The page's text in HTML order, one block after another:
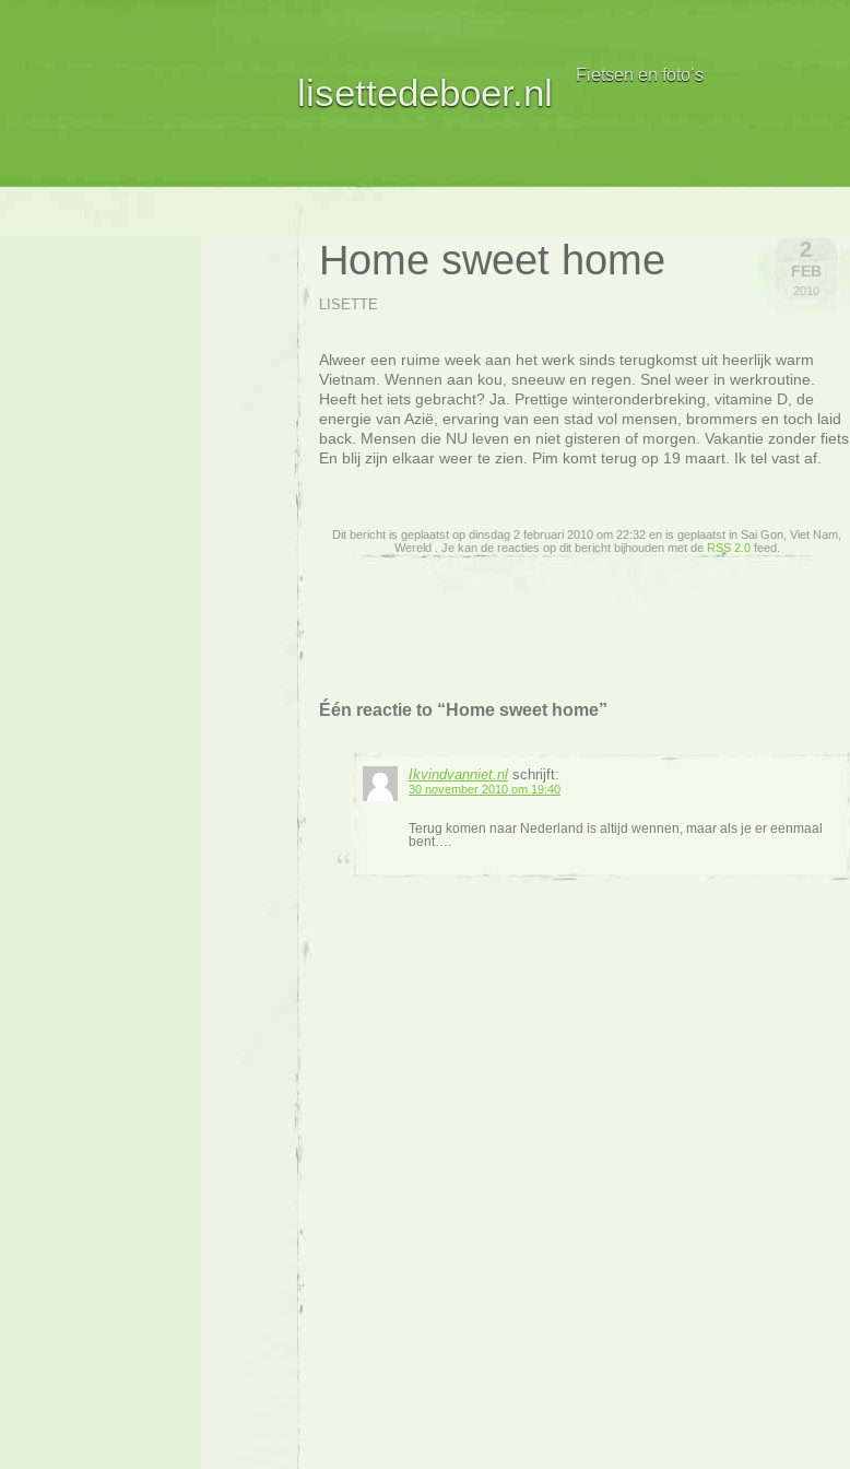
lisettedeboer.nl Fietsen en foto’s
2
FEB
2010
Home sweet home
LISETTE
Alweer een ruime week aan het werk sinds terugkomst uit heerlijk warm
Vietnam. Wennen aan kou, sneeuw en regen. Snel weer in werkroutine.
Heeft het iets gebracht? Ja. Prettige winteronderbreking, vitamine D, de
energie van Azië, ervaring van een stad vol mensen, brommers en toch laid
back. Mensen die NU leven en niet gisteren of morgen. Vakantie zonder fiets.
En blij zijn elkaar weer te zien. Pim komt terug op 19 maart. Ik tel vast af.
Dit bericht is geplaatst op dinsdag 2 februari 2010 om 22:32 en is geplaatst in Sai Gon, Viet Nam,
Wereld . Je kan de reacties op dit bericht bijhouden met de RSS 2.0feed.
Één reactie to “Home sweet home”
Ikvindvanniet.nl schrijft:
30 november 2010 om 19:40
Terug komen naar Nederland is altijd wennen, maar als je er eenmaal
bent….